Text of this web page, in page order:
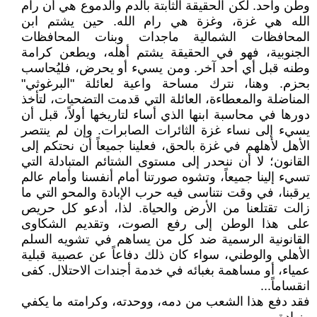
وطن واحد. لكن الحقيقة الثابتة بالدم والدموع هي أن رام
الله هي غزة، وغزة هي رام الله. ​حين يشتم ابن
المحافظات الشمالية ماجدات وبنات المحافظات
الجنوبية، فهو في الحقيقة يشتم أهله، ويطعن كرامة
وطنه قبل أي أحد آخر. ومن يسيء أو يحرض، فليُحاسب
بحزم. وهنا، نترك مساحة واعية لعائلة "البرغوثي"
المناضلة والمعطاءة، العائلة التي قدمت التضحيات، لتأخذ
دورها في محاسبة ابنها الذي أساء لتاريخها أولاً، قبل أن
يسيء إلى نساء غزة الثائرات الصابرات. وإن لم ينتصر
الأهل لأهلهم في غزة بالحق، فعلينا جميعاً أن نحتكم إلى
القانون؛ لا أن ننحدر إلى مستوى الشتائم المتبادلة التي
تسيء إلينا جميعاً، وتشوه صورتنا أمام أنفسنا وأمام عالم
يرقبنا، في وقت نتناسى فيه حرب الإبادة والمحو التي ما
زالت تقتلعنا من الأرض والحياة. ​لذا، أدعو كل حريص
على هذا الوطن إلى رفع الصوت، وتقديم الشكاوى
القانونية الرسمية ضد كل من يساهم في تشويه السلم
الأهلي والوطني، سواء كان ذلك دفاعاً عن عصبية قبلية
عمياء، أو مساهمة بغبائه في خدمة أجندات الاحتلال. ​كفى
انقساماً...
فقد دفع هذا الشعب من دمه، ووحدته، وكرامته ما يكفي